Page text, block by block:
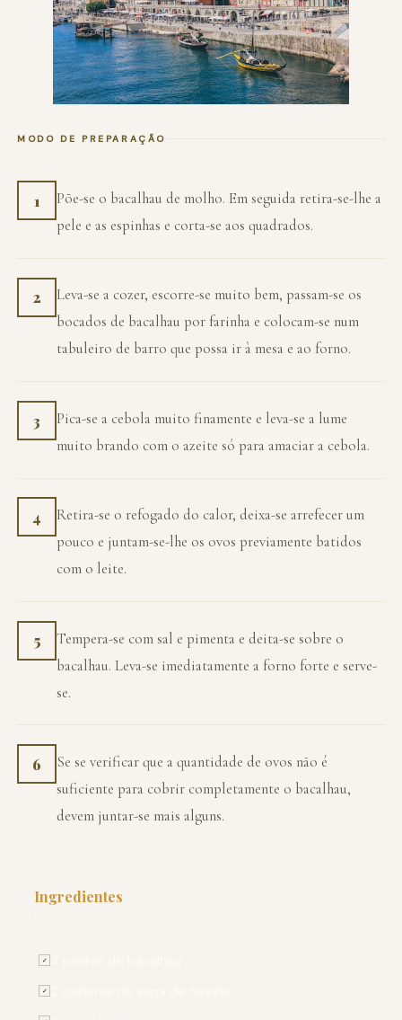
MODO DE PREPARAÇÃO
1
Põe-se o bacalhau de molho. Em seguida retira-se-lhe a
pele e as espinhas e corta-se aos quadrados.
2
Leva-se a cozer, escorre-se muito bem, passam-se os
bocados de bacalhau por farinha e colocam-se num
tabuleiro de barro que possa ir à mesa e ao forno.
3
Pica-se a cebola muito finamente e leva-se a lume
muito brando com o azeite só para amaciar a cebola.
4
Retira-se o refogado do calor, deixa-se arrefecer um
pouco e juntam-se-lhe os ovos previamente batidos
com o leite.
5
Tempera-se com sal e pimenta e deita-se sobre o
bacalhau. Leva-se imediatamente a forno forte e serve-
se.
6
Se se verificar que a quantidade de ovos não é
suficiente para cobrir completamente o bacalhau,
devem juntar-se mais alguns.
Ingredientes
✓
✓